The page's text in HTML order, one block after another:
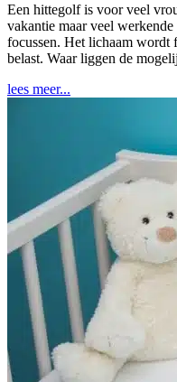
Een hittegolf is voor veel
vakantie maar veel
focussen. Het lichaam wordt
belast. Waar liggen de
lees meer...